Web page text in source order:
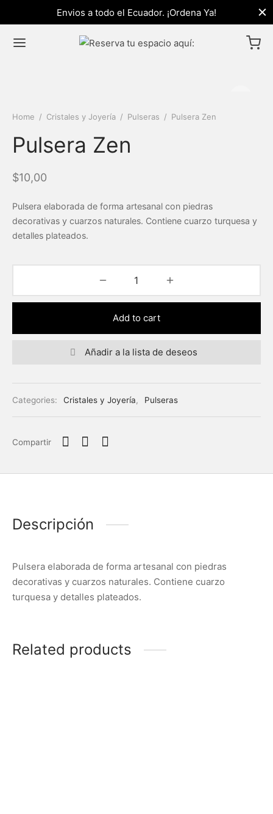
Envios a todo el Ecuador. ¡Ordena Ya!
Home / Cristales y Joyería / Pulseras / Pulsera Zen
Pulsera Zen
$10,00
Pulsera elaborada de forma artesanal con piedras
decorativas y cuarzos naturales. Contiene cuarzo turquesa y
detalles plateados.
Add to cart
Añadir a la lista de deseos
Categories: Cristales y Joyería, Pulseras
Compartir
Descripción
Pulsera elaborada de forma artesanal con piedras
decorativas y cuarzos naturales. Contiene cuarzo
turquesa y detalles plateados.
Related products